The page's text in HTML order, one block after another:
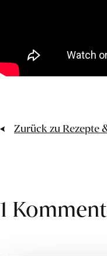
Zurück zu Rezepte
1